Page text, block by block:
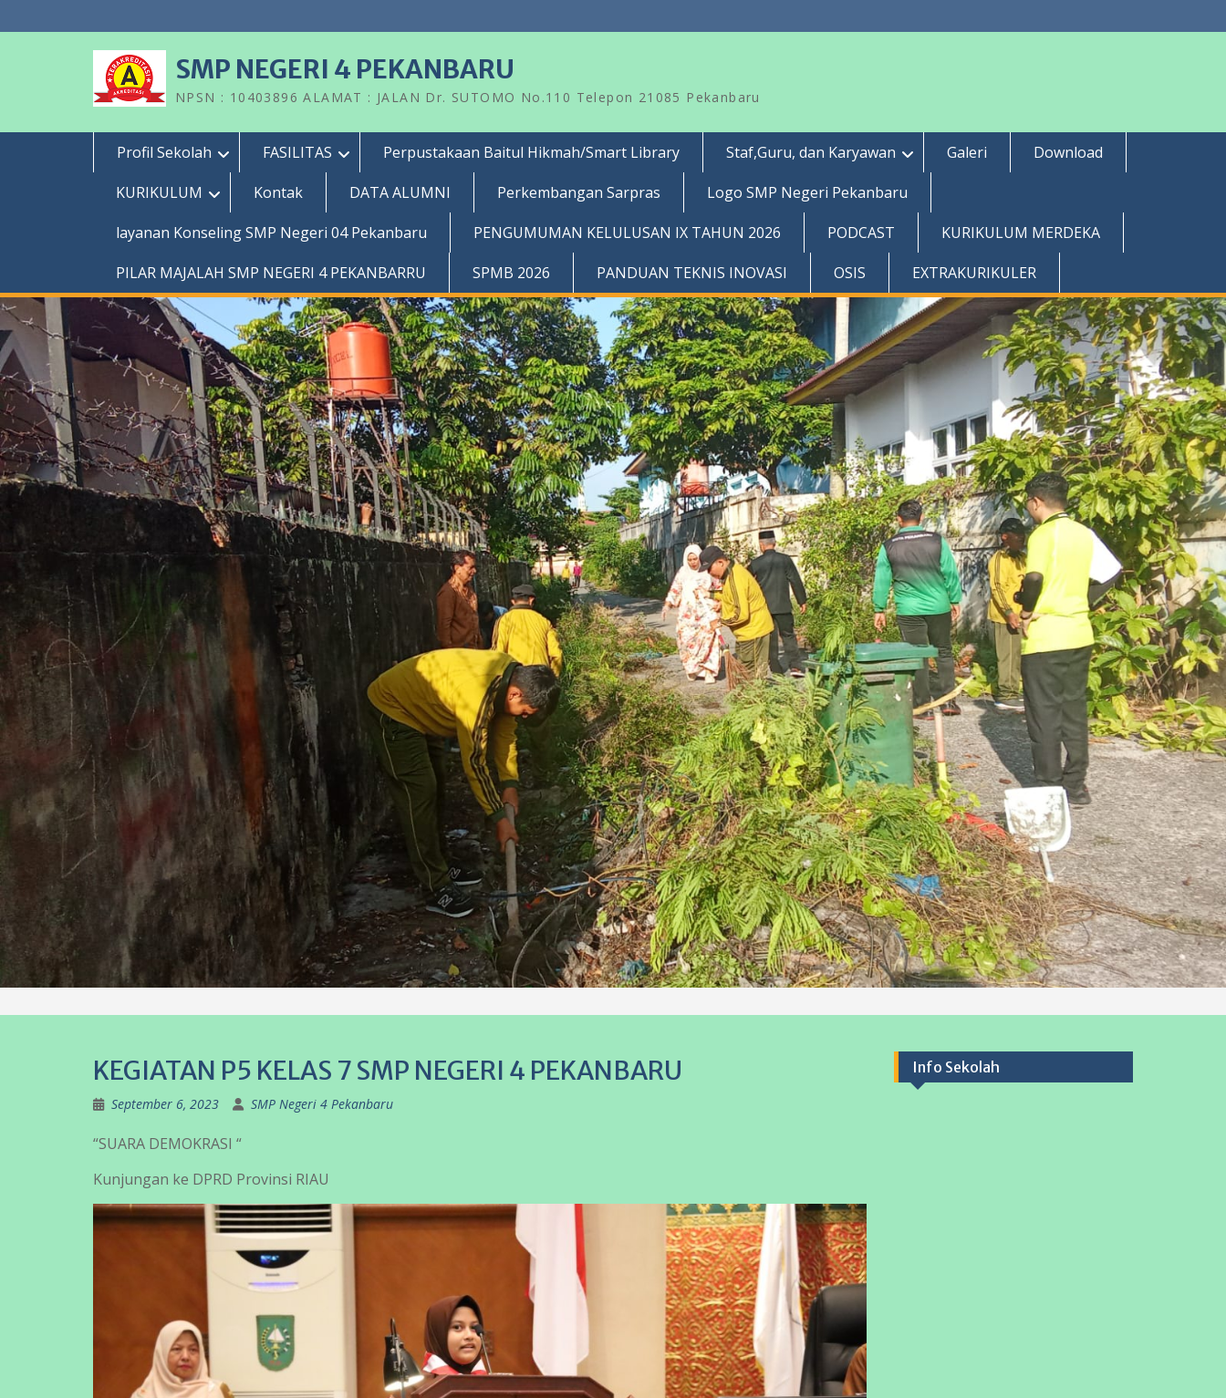
to
SMP NEGERI 4 PEKANBARU
NPSN : 10403896 ALAMAT : JALAN Dr. SUTOMO No.110 Telepon 21085 Pekanbaru
Profil Sekolah FASILITAS Perpustakaan Baitul Hikmah/Smart Library Staf,Guru, dan Karyawan Galeri
Download
KURIKULUM
Kontak DATA ALUMNI Perkembangan Sarpras
Logo SMP Negeri Pekanbaru
layanan Konseling SMP Negeri 04 Pekanbaru
PENGUMUMAN KELULUSAN IX TAHUN 2026 PODCAST
KURIKULUM MERDEKA
PILAR MAJALAH SMP NEGERI 4 PEKANBARRU
SPMB 2026 PANDUAN TEKNIS INOVASI OSIS EXTRAKURIKULER
KEGIATAN P5 KELAS 7 SMP NEGERI 4 PEKANBARU
September 6, 2023 SMP Negeri 4 Pekanbaru
“SUARA DEMOKRASI “
Kunjungan ke DPRD Provinsi RIAU
Info Sekolah